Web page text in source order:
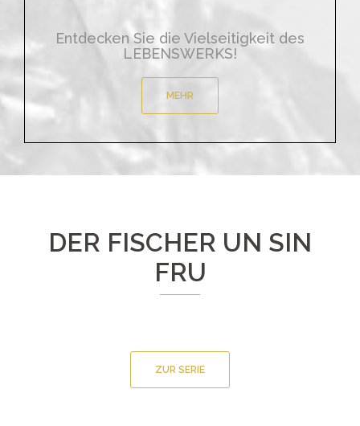
Entdecken Sie die Vielseitigkeit des
LEBENSWERKS!
MEHR
DER FISCHER UN SIN
FRU
ZUR SERIE